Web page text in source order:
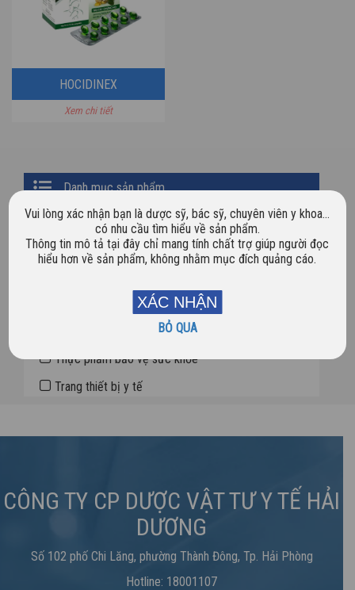
Primary
Sidebar
Danh mục sản phẩm
Chưa phân loại
Dược mỹ phẩm
Thực phẩm bảo vệ sức khỏe
Trang thiết bị y tế
HOCIDINEX
Xem chi tiết
CÔNG TY CP DƯỢC VẬT TƯ Y TẾ HẢI
DƯƠNG
Số 102 phố Chi Lăng, phường Thành Đông, Tp. Hải Phòng
Hotline: 18001107
Vui lòng xác nhận bạn là dược sỹ, bác sỹ, chuyên viên y khoa…
có nhu cầu tìm hiểu về sản phẩm.
Thông tin mô tả tại đây chỉ mang tính chất trợ giúp người đọc
hiểu hơn về sản phẩm, không nhằm mục đích quảng cáo.
BỎ QUA
XÁC NHẬN